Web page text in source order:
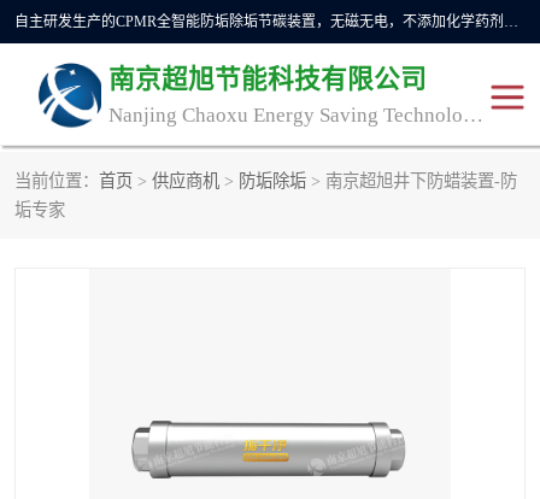
自主研发生产的CPMR全智能防垢除垢节碳装置，无磁无电，不添加化学药剂，*了国内纯物理除垢技术领域空白，其性能处于国际领先水平。广泛应用于石油炼化、钢铁冶炼、电力、煤矿、化工、供暖、压铸、汽车制造、涉水家电等行业。
南京超旭节能科技有限公司
Nanjing Chaoxu Energy Saving Technology Co., Ltd
当前位置： 首页 > 供应商机 > 防垢除垢 > 南京超旭井下防蜡装置-防
垢专家
CPMR
CPMR商用防垢器/家用防